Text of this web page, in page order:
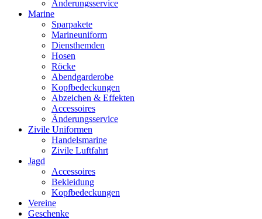
Änderungsservice
Marine
Sparpakete
Marineuniform
Diensthemden
Hosen
Röcke
Abendgarderobe
Kopfbedeckungen
Abzeichen & Effekten
Accessoires
Änderungsservice
Zivile Uniformen
Handelsmarine
Zivile Luftfahrt
Jagd
Accessoires
Bekleidung
Kopfbedeckungen
Vereine
Geschenke